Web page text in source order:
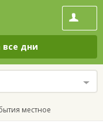
все дни
местное